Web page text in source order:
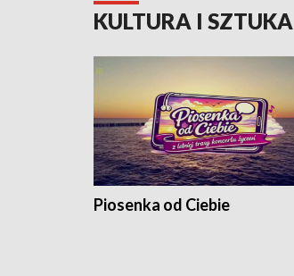
KULTURA I SZTUKA
Piosenka od Ciebie